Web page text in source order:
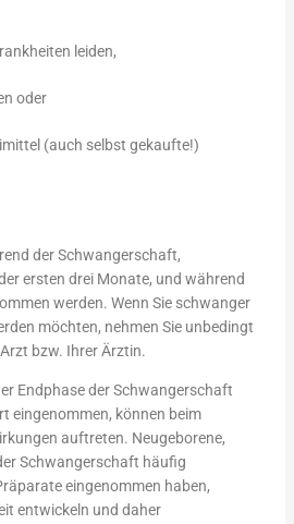
leiden,
oder
(auch selbst gekaufte!)
der Schwangerschaft,
ersten drei Monate, und während
werden. Wenn Sie schwanger
möchten, nehmen Sie unbedingt
bzw. Ihrer Ärztin.
Endphase der Schwangerschaft
eingenommen, können beim
auftreten. Neugeborene,
Schwangerschaft häufig
eingenommen haben,
entwickeln und daher